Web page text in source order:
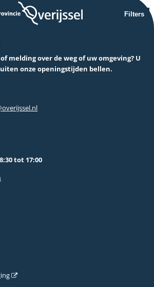
Filters
melding over de weg of uw omgeving? U
onze openingstijden bellen.
tot 17:00